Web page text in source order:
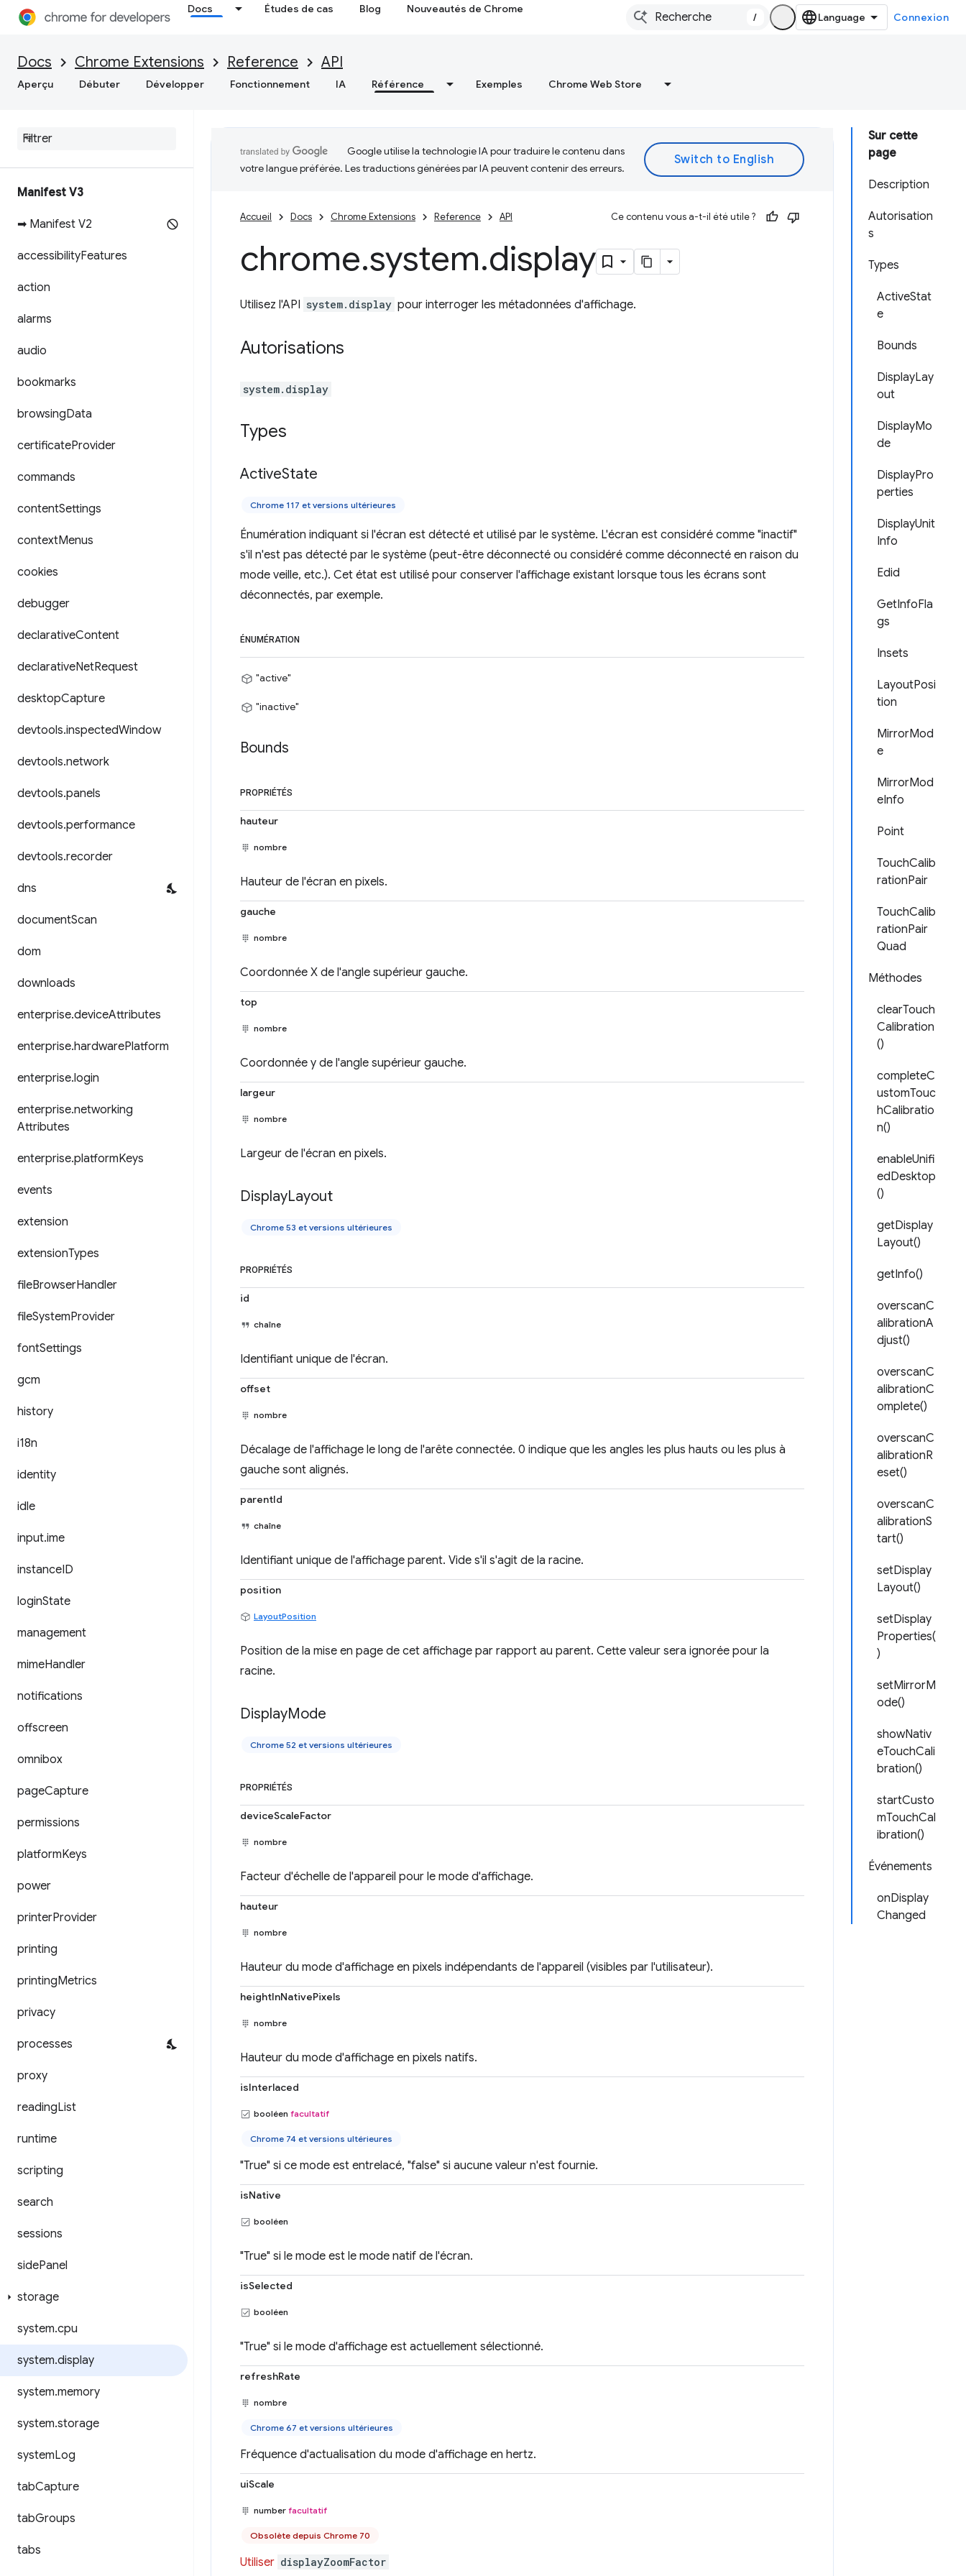
Docs Études de cas Blog Nouveautés de Chrome
/ Connexion
Docs Chrome Extensions Reference API
Aperçu Débuter Développer Fonctionnement IA Référence Exemples Chrome Web Store
Manifest V3
➡ Manifest V2
accessibilityFeatures
action
alarms
audio
bookmarks
browsingData
certificateProvider
commands
contentSettings
contextMenus
cookies
debugger
declarativeContent
declarativeNetRequest
desktopCapture
devtools.inspectedWindow
devtools.network
devtools.panels
devtools.performance
devtools.recorder
dns
documentScan
dom
downloads
enterprise.deviceAttributes
enterprise.hardwarePlatform
enterprise.login
enterprise.networking
Attributes
enterprise.platformKeys
events
extension
extensionTypes
fileBrowserHandler
fileSystemProvider
fontSettings
gcm
history
i18n
identity
idle
input.ime
instanceID
loginState
management
mimeHandler
notifications
offscreen
omnibox
pageCapture
permissions
platformKeys
power
printerProvider
printing
printingMetrics
privacy
processes
proxy
readingList
runtime
scripting
search
sessions
sidePanel
storage
system.cpu
system.display
system.memory
system.storage
systemLog
tabCapture
tabGroups
tabs
Sur cette
page
Description
Autorisation
s
Types
ActiveStat
e
Bounds
DisplayLay
out
DisplayMo
de
DisplayPro
perties
DisplayUnit
Info
Edid
GetInfoFla
gs
Insets
LayoutPosi
tion
MirrorMod
e
MirrorMod
eInfo
Point
TouchCalib
rationPair
TouchCalib
rationPair
Quad
Méthodes
clearTouch
Calibration
()
completeC
ustomTouc
hCalibratio
n()
enableUnifi
edDesktop
()
getDisplay
Layout()
getInfo()
overscanC
alibrationA
djust()
overscanC
alibrationC
omplete()
overscanC
alibrationR
eset()
overscanC
alibrationS
tart()
setDisplay
Layout()
setDisplay
Properties(
)
setMirrorM
ode()
showNativ
eTouchCali
bration()
startCusto
mTouchCal
ibration()
Événements
onDisplay
Changed
Google utilise la technologie IA pour traduire le contenu dans
votre langue préférée. Les traductions générées par IA peuvent contenir des erreurs.
Accueil Docs Chrome Extensions Reference API Ce contenu vous a-t-il été utile ?
chrome.system.display
Utilisez l'API system.display pour interroger les métadonnées d'affichage.
Autorisations
system.display
Types
ActiveState
Chrome 117 et versions ultérieures
Énumération indiquant si l'écran est détecté et utilisé par le système. L'écran est considéré comme "inactif"
s'il n'est pas détecté par le système (peut-être déconnecté ou considéré comme déconnecté en raison du
mode veille, etc.). Cet état est utilisé pour conserver l'affichage existant lorsque tous les écrans sont
déconnectés, par exemple.
ÉNUMÉRATION
"active"
"inactive"
Bounds
PROPRIÉTÉS
hauteur
nombre
Hauteur de l'écran en pixels.
gauche
nombre
Coordonnée X de l'angle supérieur gauche.
top
nombre
Coordonnée y de l'angle supérieur gauche.
largeur
nombre
Largeur de l'écran en pixels.
DisplayLayout
Chrome 53 et versions ultérieures
PROPRIÉTÉS
id
chaîne
Identifiant unique de l'écran.
offset
nombre
Décalage de l'affichage le long de l'arête connectée. 0 indique que les angles les plus hauts ou les plus à
gauche sont alignés.
parentId
chaîne
Identifiant unique de l'affichage parent. Vide s'il s'agit de la racine.
position
LayoutPosition
Position de la mise en page de cet affichage par rapport au parent. Cette valeur sera ignorée pour la
racine.
DisplayMode
Chrome 52 et versions ultérieures
PROPRIÉTÉS
deviceScaleFactor
nombre
Facteur d'échelle de l'appareil pour le mode d'affichage.
hauteur
nombre
Hauteur du mode d'affichage en pixels indépendants de l'appareil (visibles par l'utilisateur).
heightInNativePixels
nombre
Hauteur du mode d'affichage en pixels natifs.
isInterlaced
booléen facultatif
Chrome 74 et versions ultérieures
"True" si ce mode est entrelacé, "false" si aucune valeur n'est fournie.
isNative
booléen
"True" si le mode est le mode natif de l'écran.
isSelected
booléen
"True" si le mode d'affichage est actuellement sélectionné.
refreshRate
nombre
Chrome 67 et versions ultérieures
Fréquence d'actualisation du mode d'affichage en hertz.
uiScale
number facultatif
Obsolète depuis Chrome 70
Utiliser displayZoomFactor